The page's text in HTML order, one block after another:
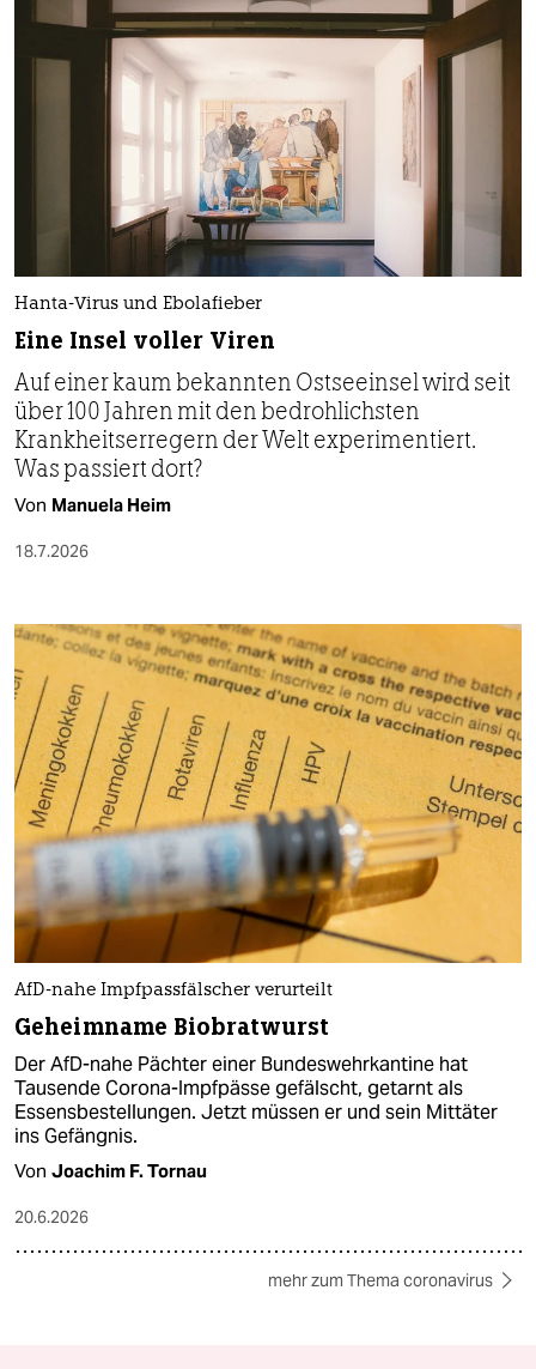
Hanta-Virus und Ebolafieber
Eine Insel voller Viren
Auf einer kaum bekannten Ostseeinsel wird seit
über 100 Jahren mit den bedrohlichsten
Krankheitserregern der Welt experimentiert.
Was passiert dort?
Von Manuela Heim
18.7.2026
AfD-nahe Impfpassfälscher verurteilt
Geheimname Biobratwurst
Der AfD-nahe Pächter einer Bundeswehrkantine hat
Tausende Corona-Impfpässe gefälscht, getarnt als
Essensbestellungen. Jetzt müssen er und sein Mittäter
ins Gefängnis.
Von Joachim F. Tornau
20.6.2026
mehr zum Thema coronavirus